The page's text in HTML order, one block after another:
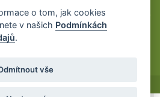
o tom, jak cookies
v našich Podmínkách
.
vše